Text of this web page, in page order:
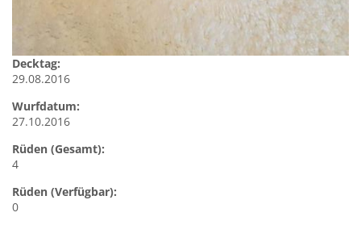
Decktag:
29.08.2016
Wurfdatum:
27.10.2016
Rüden (Gesamt):
4
Rüden (Verfügbar):
0